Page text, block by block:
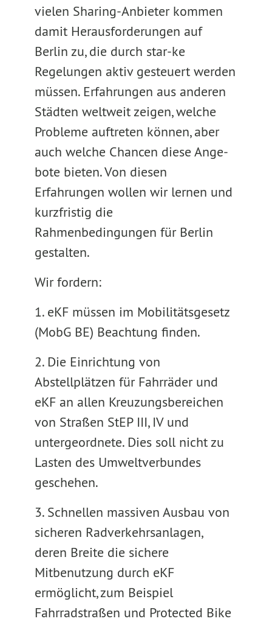
vielen Sharing-Anbieter kommen
damit Herausforderungen auf
Berlin zu, die durch star-ke
Regelungen aktiv gesteuert werden
müssen. Erfahrungen aus anderen
Städten weltweit zeigen, welche
Probleme auftreten können, aber
auch welche Chancen diese Ange-
bote bieten. Von diesen
Erfahrungen wollen wir lernen und
kurzfristig die
Rahmenbedingungen für Berlin
gestalten.
Wir fordern:
1. eKF müssen im Mobilitätsgesetz
(MobG BE) Beachtung finden.
2. Die Einrichtung von
Abstellplätzen für Fahrräder und
eKF an allen Kreuzungsbereichen
von Straßen StEP III, IV und
untergeordnete. Dies soll nicht zu
Lasten des Umweltverbundes
geschehen.
3. Schnellen massiven Ausbau von
sicheren Radverkehrsanlagen,
deren Breite die sichere
Mitbenutzung durch eKF
ermöglicht, zum Beispiel
Fahrradstraßen und Protected Bike